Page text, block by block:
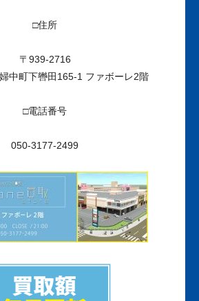
□住所
〒939-2716
中町下轡田165-1 ファボーレ2階
□電話番号
050-3177-2499